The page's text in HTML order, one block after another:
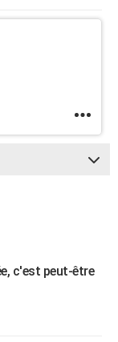
c'est peut-être